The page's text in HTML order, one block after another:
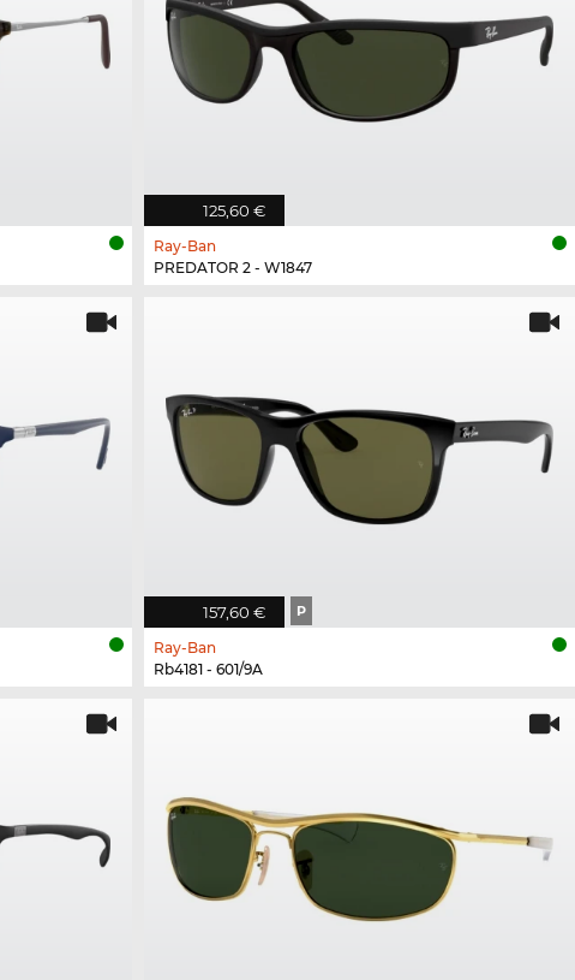
125,60 €
Ray-Ban
PREDATOR 2 - W1847
157,60 € P
Ray-Ban
Rb4181 - 601/9A